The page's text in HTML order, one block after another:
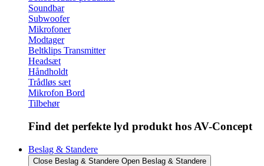
Soundbar
Subwoofer
Mikrofoner
Modtager
Beltklips Transmitter
Headsæt
Håndholdt
Trådløs sæt
Mikrofon Bord
Tilbehør
Find det perfekte lyd produkt hos AV-Concept
Beslag & Standere
Close Beslag & Standere Open Beslag & Standere